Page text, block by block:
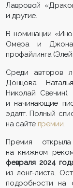
Лавровой
и другие.
В номинации
Омера и Джона
профайлинга
Среди авторов
Донцова,
Николай
и начинающие
эдалт. Полный
на сайте премии.
Премия открыла
на книжном
февраля 2024
из лонг-листа.
подробности на